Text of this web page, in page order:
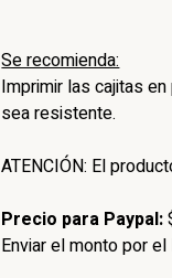
Se recomienda:
Imprimir las cajitas
sea resistente.
ATENCIÓN: El
Precio para Paypal:
Enviar el monto por